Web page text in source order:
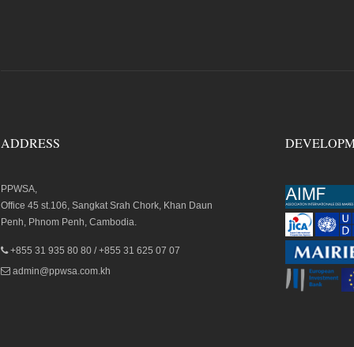
ADDRESS
PPWSA,
Office 45 st.106, Sangkat Srah Chork, Khan Daun
Penh, Phnom Penh, Cambodia.
+855 31 935 80 80 / +855 31 625 07 07
admin@ppwsa.com.kh